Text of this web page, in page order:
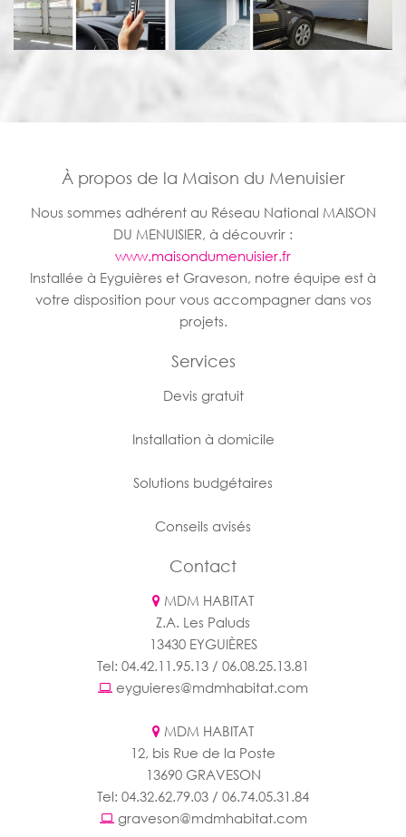
À propos de la Maison du Menuisier
Nous sommes adhérent au Réseau National MAISON
DU MENUISIER, à découvrir :
www.maisondumenuisier.fr
Installée à Eyguières et Graveson, notre équipe est à
votre disposition pour vous accompagner dans vos
projets.
Services
Devis gratuit
Installation à domicile
Solutions budgétaires
Conseils avisés
Contact
MDM HABITAT
Z.A. Les Paluds
13430 EYGUIÈRES
Tel: 04.42.11.95.13 / 06.08.25.13.81
eyguieres@mdmhabitat.com
MDM HABITAT
12, bis Rue de la Poste
13690 GRAVESON
Tel: 04.32.62.79.03 / 06.74.05.31.84
graveson@mdmhabitat.com